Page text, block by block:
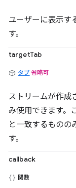
ユーザーに表示す
す。
targetTab
タブ 省略可
ストリームが作成
み使用できます。
と一致するものの
す。
callback
関数